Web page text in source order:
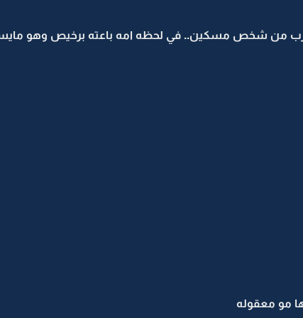
من شخص مسكين.. في لحظه امه باعته برخيص وهو
مو معقوله